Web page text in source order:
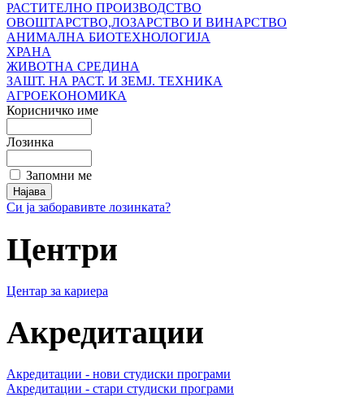
РАСТИТЕЛНО ПРОИЗВОДСТВО
ОВОШТАРСТВО,ЛОЗАРСТВО И ВИНАРСТВО
АНИМАЛНА БИОТЕХНОЛОГИЈА
ХРАНА
ЖИВОТНА СРЕДИНА
ЗАШТ. НА РАСТ. И ЗЕМЈ. ТЕХНИКА
АГРОЕКОНОМИКА
Корисничко име
Лозинка
Запомни ме
Си ја заборавивте лозинката?
Центри
Центар за кариера
Акредитации
Акредитации - нови студиски програми
Акредитации - стари студиски програми